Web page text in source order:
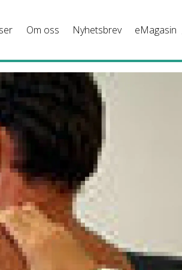
Om oss Nyhetsbrev eMagasin